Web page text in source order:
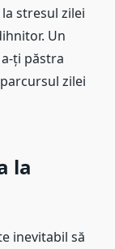
stresul zilei
Un
ți păstra
zilei
la
inevitabil să